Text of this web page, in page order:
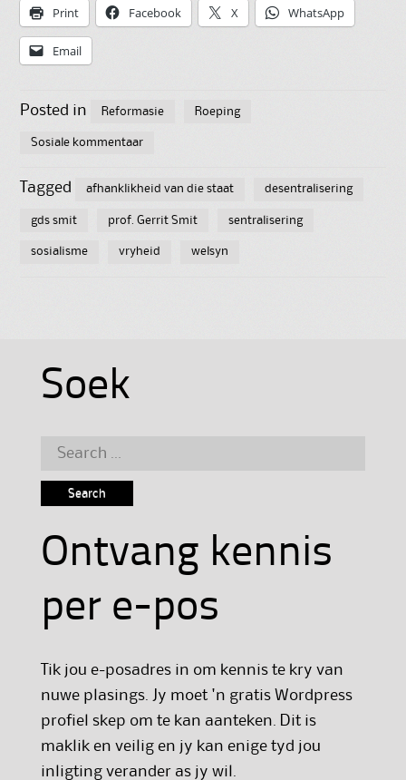
Print Facebook X WhatsApp
Email
Posted in Reformasie Roeping
Sosiale kommentaar
Tagged afhanklikheid van die staat desentralisering
gds smit prof. Gerrit Smit sentralisering
sosialisme vryheid welsyn
Soek
Search
Ontvang kennis
per e-pos
Tik jou e-posadres in om kennis te kry van
nuwe plasings. Jy moet 'n gratis Wordpress
profiel skep om te kan aanteken. Dit is
maklik en veilig en jy kan enige tyd jou
inligting verander as jy wil.